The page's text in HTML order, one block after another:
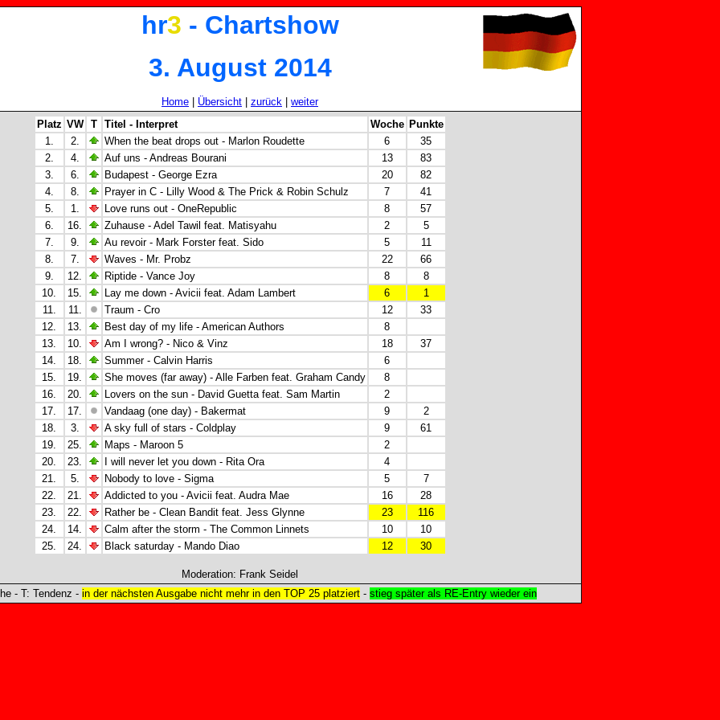
hr3 - Chartshow
3. August 2014
Home Übersicht zurück
weiter
Platz VW T Titel - Interpret Woche Punkte
1.
2. When the beat drops out - Marlon Roudette 6
35
2.
4. Auf uns - Andreas Bourani 13
83
3.
6. Budapest - George Ezra 20
82
4.
8. Prayer in C - Lilly Wood & The Prick & Robin Schulz 7
41
5.
1. Love runs out - OneRepublic 8
57
6.
16. Zuhause - Adel Tawil feat. Matisyahu 2
5
7.
9. Au revoir - Mark Forster feat. Sido 5
11
8.
7. Waves - Mr. Probz 22
66
9.
12. Riptide - Vance Joy 8
8
10.
15. Lay me down - Avicii feat. Adam Lambert 6
1
11.
11. Traum - Cro 12
33
12.
13. Best day of my life - American Authors
8
13.
10. Am I wrong? - Nico & Vinz 18
37
14.
18. Summer - Calvin Harris
6
15.
19. She moves (far away) - Alle Farben feat. Graham Candy
8
16.
20. Lovers on the sun - David Guetta feat. Sam Martin
2
17.
17. Vandaag (one day) - Bakermat 9
2
18.
3. A sky full of stars - Coldplay 9
61
19.
25. Maps - Maroon 5
2
20.
23. I will never let you down - Rita Ora
4
21.
5. Nobody to love - Sigma 5
7
22.
21. Addicted to you - Avicii feat. Audra Mae 16
28
23.
22. Rather be - Clean Bandit feat. Jess Glynne 23
116
24.
14. Calm after the storm - The Common Linnets 10
10
25.
24. Black saturday - Mando Diao 12 30
Moderation: Frank Seidel
- T: Tendenz - in der nächsten Ausgabe nicht mehr in den TOP 25 platziert - stieg später als RE-Entry wieder ein